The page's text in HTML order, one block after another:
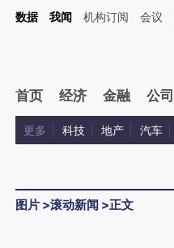
数据 我闻 机构订阅 会议
首页 经济 金融 公司
更多 科技 地产 汽车
图片 >滚动新闻 >正文